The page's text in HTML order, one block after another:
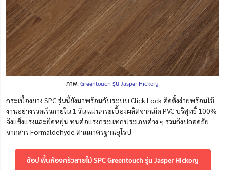
ภาพ:Greentouch รุ่น Jasper Hickory
กระเบื้องยาง SPC รุ่นนี้ยังมาพร้อมกับระบบ Click Lock ติดตั้งง่ายพร้อมใช้
งานอย่างรวดเร็วภายใน 1 วัน แผ่นกระเบื้องผลิตจากเม็ด PVC บริสุทธิ์ 100%
จึงแข็งแรงและยืดหยุ่น ทนต่อแรงกระแทกประเภทต่าง ๆ รวมถึงปลอดภัย
จากสาร Formaldehyde ตามมาตรฐานยุโรป
ช้อป พื้นห้องครัวลายไม้ SPC Greentouch รุ่น Jasper Hickory